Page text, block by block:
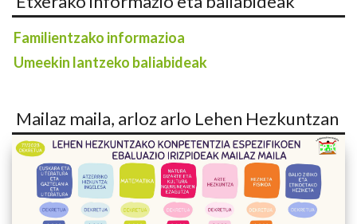
Familientzako informazioa
Umeekin lantzeko baliabideak
Mailaz maila, arloz arlo Lehen Hezkuntzan